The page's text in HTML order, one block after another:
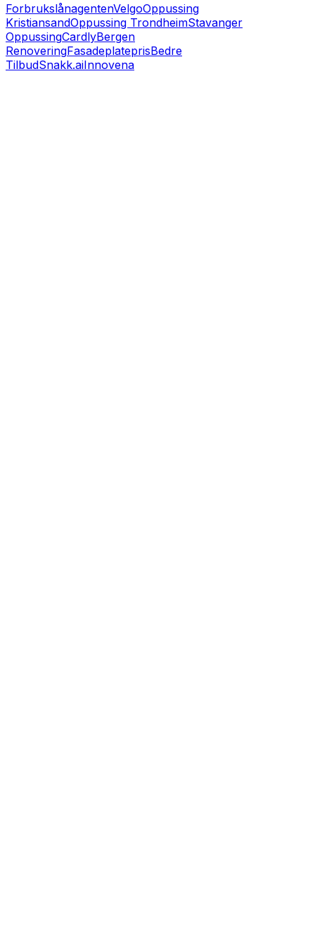
ForbrukslånagentenVelgoOppussing
KristiansandOppussing TrondheimStavanger
OppussingCardlyBergen
RenoveringFasadeplateprisBedre
TilbudSnakk.aiInnovena